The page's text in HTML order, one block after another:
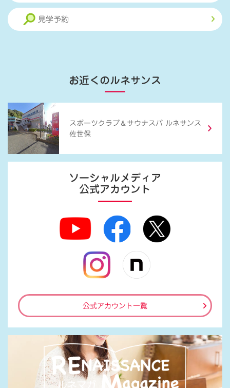
見学予約
お近くのルネサンス
スポーツクラブ ＆ サウナスパ ルネサンス
佐世保
ソーシャルメディア
公式アカウント
公式アカウント一覧